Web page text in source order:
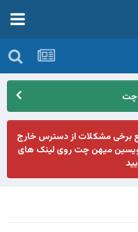
چت
برخی مشکلات از دسترس خارج
میهن چت روی لینک های